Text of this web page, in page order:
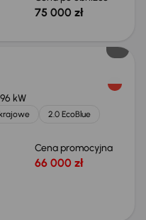
75 000 zł
96 kW
2.0 EcoBlue
Cena promocyjna
66 000 zł